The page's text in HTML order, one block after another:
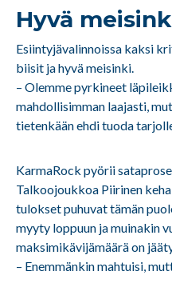
Hyvä
Esiintyjävalinnoissa kaksi
biisit ja hyvä meisinki.
– Olemme pyrkineet
mahdollisimman laajasti,
tietenkään ehdi tuoda
KarmaRock pyörii
Talkoojoukkoa Piirinen
tulokset puhuvat tämän
myyty loppuun ja muinakin
maksimikävijämäärä on
– Enemmänkin mahtuisi,